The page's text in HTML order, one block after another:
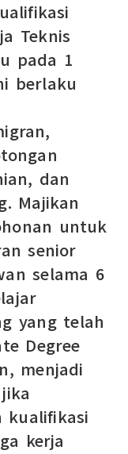
Teknis
pada 1
berlaku
dan
Majikan
untuk
senior
selama 6
yang telah
Degree
menjadi
kualifikasi
kerja